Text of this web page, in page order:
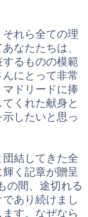
れら全ての理
なたたちは、
るものの模範
にとって非常
ドリードに捧
くれた献身と
したいと思っ
団結してきた全
く記章が贈呈
の間、途切れる
あり続けまし
す。なぜなら